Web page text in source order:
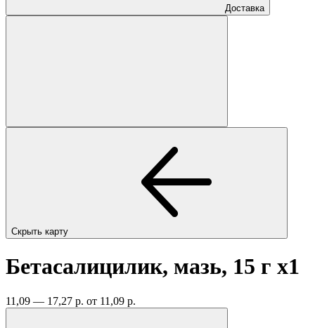
Доставка
Скрыть карту
Бетасалицилик, мазь, 15 г x1
11,09 — 17,27 р. от 11,09 р.